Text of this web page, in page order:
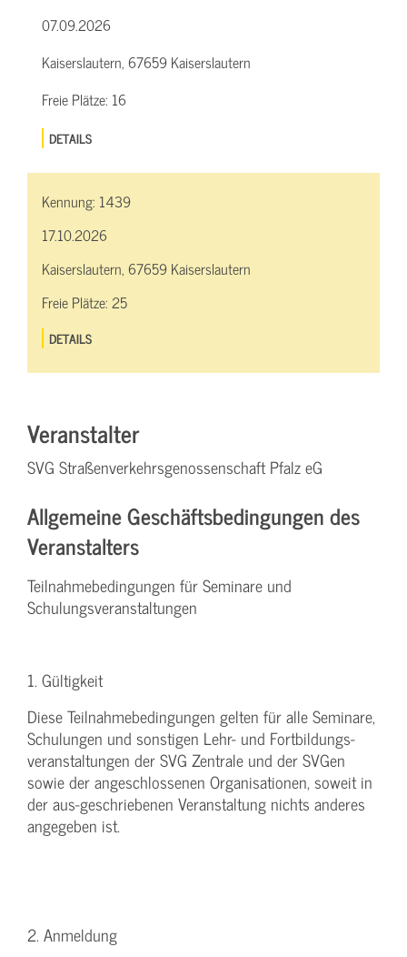
07.09.2026
Kaiserslautern, 67659 Kaiserslautern
Freie Plätze: 16
DETAILS
Kennung: 1439
17.10.2026
Kaiserslautern, 67659 Kaiserslautern
Freie Plätze:25
DETAILS
Veranstalter
SVG Straßenverkehrsgenossenschaft Pfalz eG
Allgemeine Geschäftsbedingungen des
Veranstalters
Teilnahmebedingungen für Seminare und
Schulungsveranstaltungen
1. Gültigkeit
Diese Teilnahmebedingungen gelten für alle Seminare,
Schulungen und sonstigen Lehr- und Fortbildungs-
veranstaltungen der SVG Zentrale und der SVGen
sowie der angeschlossenen Organisationen, soweit in
der aus-geschriebenen Veranstaltung nichts anderes
angegeben ist.
2. Anmeldung